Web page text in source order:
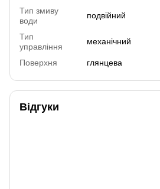
Тип змиву
води
подвійний
Тип
управління
механічний
Поверхня глянцева
Відгуки